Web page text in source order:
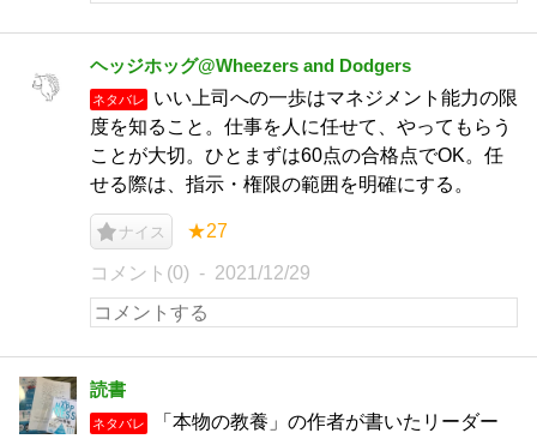
ヘッジホッグ@Wheezers and Dodgers
ネタバレ
いい上司への一歩はマネジメント能力の限
度を知ること。仕事を人に任せて、やってもらう
ことが大切。ひとまずは60点の合格点でOK。任
せる際は、指示・権限の範囲を明確にする。
ナイス ★27
コメント(0) 2021/12/29
読書
ネタバレ
「本物の教養」の作者が書いたリーダー